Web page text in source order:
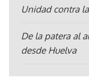
Unidad contra
De la patera al
desde Huelva